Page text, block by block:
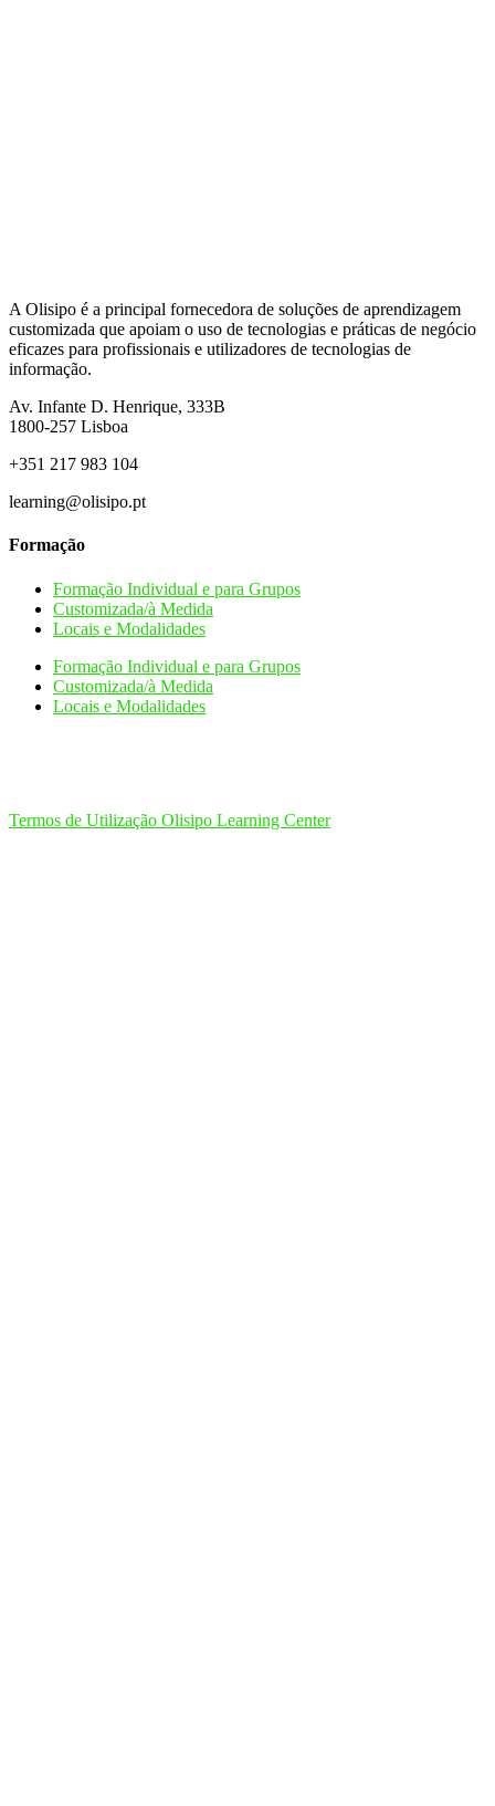
A Olisipo é a principal fornecedora de soluções de aprendizagem
customizada que apoiam o uso de tecnologias e práticas de negócio
eficazes para profissionais e utilizadores de tecnologias de
informação.
Av. Infante D. Henrique, 333B
1800-257 Lisboa
+351 217 983 104
learning@olisipo.pt
Formação
Formação Individual e para Grupos
Customizada/à Medida
Locais e Modalidades
Formação Individual e para Grupos
Customizada/à Medida
Locais e Modalidades
Termos de Utilização Olisipo Learning Center